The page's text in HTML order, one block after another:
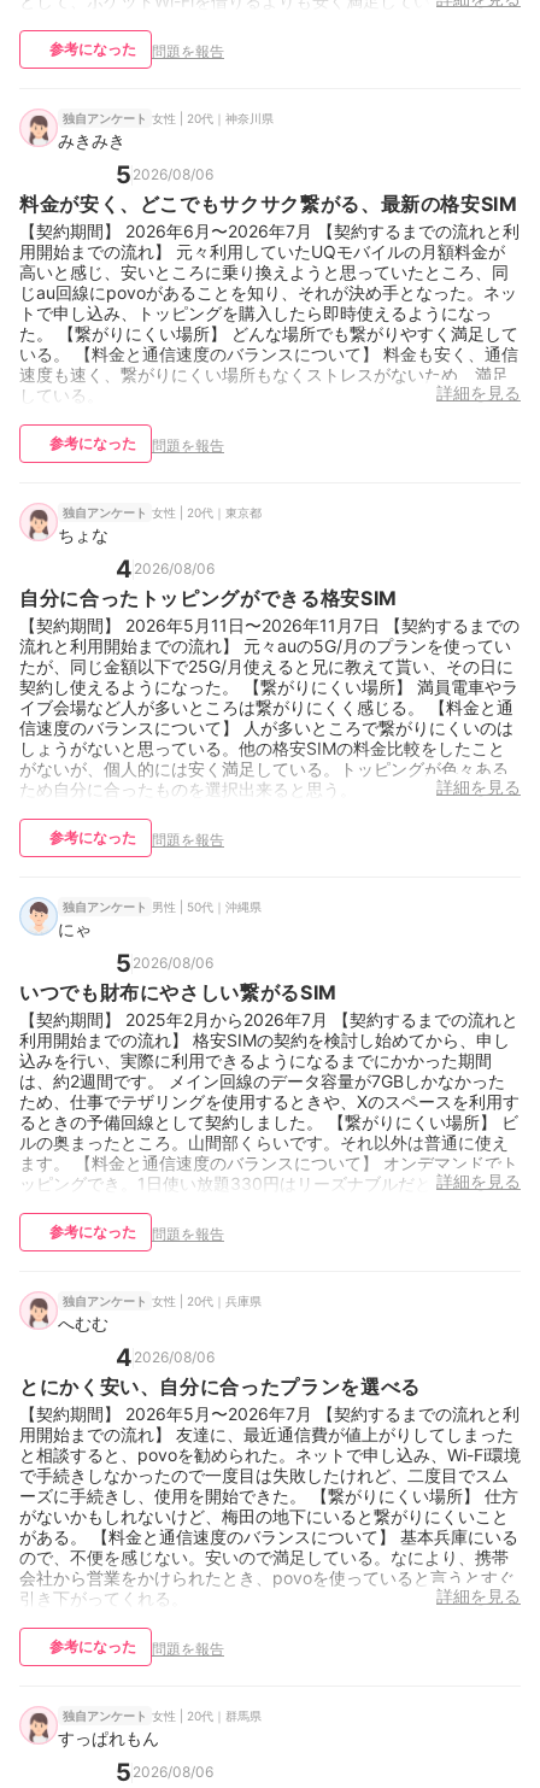
参考になった 問題を報告
独自アンケート 女性 | 20代｜神奈川県
みきみき
5 2026/08/06
料金が安く、どこでもサクサク繋がる、最新の格安SIM
【契約期間】 2026年6月〜2026年7月 【契約するまでの流れと利
用開始までの流れ】 元々利用していたUQモバイルの月額料金が
高いと感じ、安いところに乗り換えようと思っていたところ、同
じau回線にpovoがあることを知り、それが決め手となった。ネッ
トで申し込み、トッピングを購入したら即時使えるようになっ
た。 【繋がりにくい場所】 どんな場所でも繋がりやすく満足して
いる。 【料金と通信速度のバランスについて】 料金も安く、通信
速度も速く、繋がりにくい場所もなくストレスがないため、満足
している。
詳細を見る
参考になった 問題を報告
独自アンケート 女性 | 20代｜東京都
ちょな
4 2026/08/06
自分に合ったトッピングができる格安SIM
【契約期間】 2026年5月11日〜2026年11月7日 【契約するまでの
流れと利用開始までの流れ】 元々auの5G/月のプランを使ってい
たが、同じ金額以下で25G/月使えると兄に教えて貰い、その日に
契約し使えるようになった。 【繋がりにくい場所】 満員電車やラ
イブ会場など人が多いところは繋がりにくく感じる。 【料金と通
信速度のバランスについて】 人が多いところで繋がりにくいのは
しょうがないと思っている。他の格安SIMの料金比較をしたこと
がないが、個人的には安く満足している。トッピングが色々ある
ため自分に合ったものを選択出来ると思う。
詳細を見る
参考になった 問題を報告
独自アンケート 男性 | 50代｜沖縄県
にゃ
5 2026/08/06
いつでも財布にやさしい繋がるSIM
【契約期間】 2025年2月から2026年7月 【契約するまでの流れと
利用開始までの流れ】 格安SIMの契約を検討し始めてから、申し
込みを行い、実際に利用できるようになるまでにかかった期間
は、約2週間です。 メイン回線のデータ容量が7GBしかなかった
ため、仕事でテザリングを使用するときや、Xのスペースを利用す
るときの予備回線として契約しました。 【繋がりにくい場所】 ビ
ルの奥まったところ。山間部くらいです。それ以外は普通に使え
ます。 【料金と通信速度のバランスについて】 オンデマンドでト
ッピングでき。1日使い放題330円はリーズナブルだと思います。
詳細を見る
参考になった 問題を報告
独自アンケート 女性 | 20代｜兵庫県
へむむ
4 2026/08/06
とにかく安い、自分に合ったプランを選べる
【契約期間】 2026年5月〜2026年7月 【契約するまでの流れと利
用開始までの流れ】 友達に、最近通信費が値上がりしてしまった
と相談すると、povoを勧められた。ネットで申し込み、Wi-Fi環境
で手続きしなかったので一度目は失敗したけれど、二度目でスム
ーズに手続きし、使用を開始できた。 【繋がりにくい場所】 仕方
がないかもしれないけど、梅田の地下にいると繋がりにくいこと
がある。 【料金と通信速度のバランスについて】 基本兵庫にいる
ので、不便を感じない。安いので満足している。なにより、携帯
会社から営業をかけられたとき、povoを使っていると言うとすぐ
引き下がってくれる。
詳細を見る
参考になった 問題を報告
独自アンケート 女性 | 20代｜群馬県
すっぱれもん
5 2026/08/06